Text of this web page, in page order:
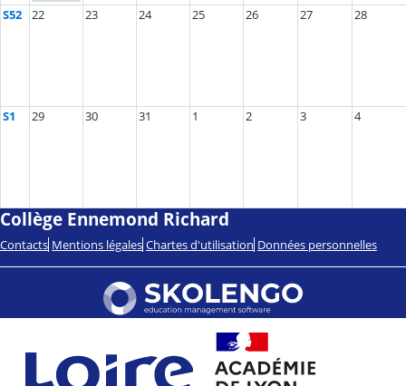
S52 22 23 24 25 26 27 28
S1 29 30 31 1 2 3 4
Collège Ennemond Richard
Contacts Mentions légales Chartes d'utilisation Données personnelles